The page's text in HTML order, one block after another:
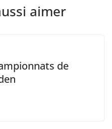
aimer
de